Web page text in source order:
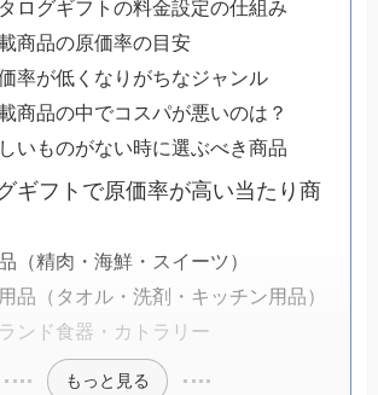
ログギフトの料金設定の仕組み
商品の原価率の目安
率が低くなりがちなジャンル
商品の中でコスパが悪いのは？
いものがない時に選ぶべき商品
ギフトで原価率が高い当たり商
（精肉・海鮮・スイーツ）
品（タオル・洗剤・キッチン用品）
ンド食器・カトラリー
もっと見る